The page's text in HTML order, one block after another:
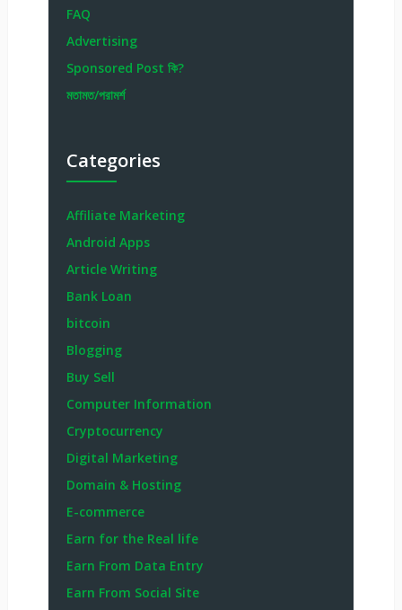
FAQ
Advertising
Sponsored Post কি?
মতামত/পরামর্শ
Categories
Affiliate Marketing
Android Apps
Article Writing
Bank Loan
bitcoin
Blogging
Buy Sell
Computer Information
Cryptocurrency
Digital Marketing
Domain & Hosting
E-commerce
Earn for the Real life
Earn From Data Entry
Earn From Social Site